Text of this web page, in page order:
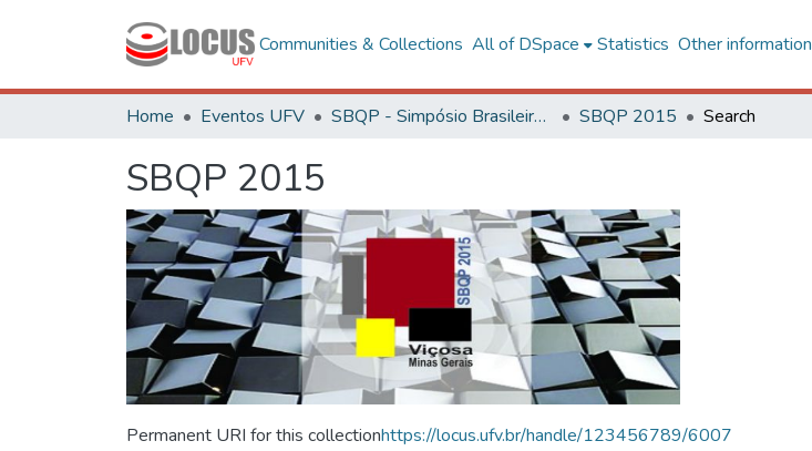
Communities & Collections All of DSpace Statistics Other information
Home Eventos UFV SBQP - Simpósio Brasileiro de Qualidade do Projeto no Ambiente Construído SBQP 2015 Search
SBQP 2015
Permanent URI for this collectionhttps://locus.ufv.br/handle/123456789/6007